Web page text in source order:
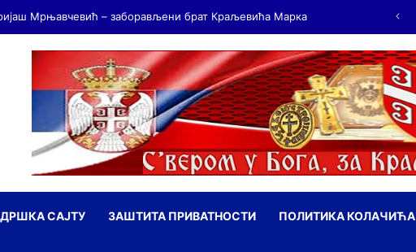
САЈТУ ЗАШТИТА ПРИВАТНОСТИ ПОЛИТИКА КОЛАЧИЋА